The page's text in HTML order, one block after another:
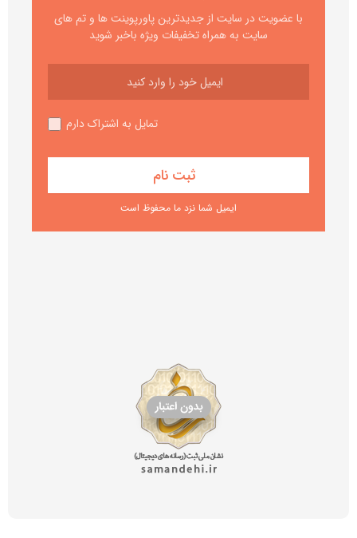
با عضویت در سایت از جدیدترین پاورپوینت ها و تم های
سایت به همراه تخفیفات ویژه باخبر شوید
تمایل به اشتراک دارم
ایمیل شما نزد ما محفوظ است